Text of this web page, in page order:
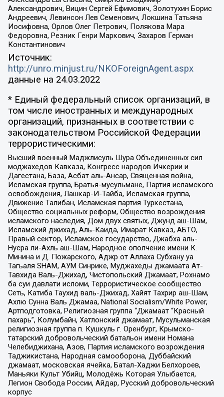
Александрович, Вицин Сергей Ефимович, Золотухин Борис
Андреевич, Левинсон Лев Семенович, Локшина Татьяна
Иосифовна, Орлов Олег Петрович, Полякова Мара
Федоровна, Резник Генри Маркович, Захаров Герман
Константинович
Источник:
http://unro.minjust.ru/NKOForeignAgent.aspx
данные на 24.03.2022
* Единый федеральный список организаций, в
том числе иностранных и международных
организаций, признанных в соответствии с
законодательством Российской Федерации
террористическими:
Высший военный Маджлисуль Шура Объединенных сил
моджахедов Кавказа, Конгресс народов Ичкерии и
Дагестана, База, Асбат аль-Ансар, Священная война,
Исламская группа, Братья-мусульмане, Партия исламского
освобождения, Лашкар-И-Тайба, Исламская группа,
Движение Талибан, Исламская партия Туркестана,
Общество социальных реформ, Общество возрождения
исламского наследия, Дом двух святых, Джунд аш-Шам,
Исламский джихад, Аль-Каида, Имарат Кавказ, АБТО,
Правый сектор, Исламское государство, Джабха аль-
Нусра ли-Ахль аш-Шам, Народное ополчение имени К.
Минина и Д. Пожарского, Аджр от Аллаха Субхану уа
Тагьаля SHAM, АУМ Синрике, Муджахеды джамаата Ат-
Тавхида Валь-Джихад, Чистопольский Джамаат, Рохнамо
ба суи давлати исломи, Террористическое сообщество
Сеть, Катиба Таухид валь-Джихад, Хайят Тахрир аш-Шам,
Ахлю Сунна Валь Джамаа, National Socialism/White Power,
Артподготовка, Религиозная группа “Джамаат “Красный
пахарь”, Колумбайн, Хатлонский джамаат, Мусульманская
религиозная группа п. Кушкуль г. Оренбург, Крымско-
татарский добровольческий батальон имени Номана
Челебиджихана, Азов, Партия исламского возрождения
Таджикистана, Народная самооборона, Дуббайский
джамаат, московская ячейка, Батал-Хаджи Белхороев,
Маньяки Культ Убийц, Молодёжь Которая Улыбается,
Легион Свобода России, Айдар, Русский добровольческий
корпус